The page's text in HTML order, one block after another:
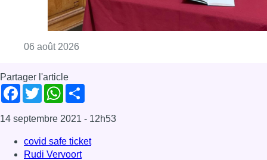
06 août 2026
Partager l'article
Facebook
TwitterWhatsApp
14 septembre 2021 - 12h53
covid safe ticket
Rudi Vervoort